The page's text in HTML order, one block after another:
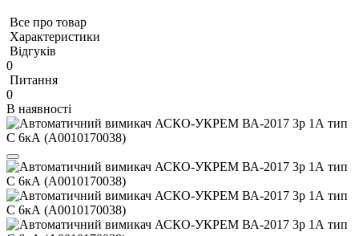
Все про товар
Характеристики
Відгуків
0
Питання
0
В наявності